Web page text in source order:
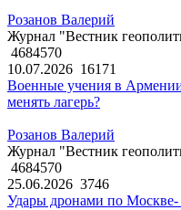
Розанов Валерий
Журнал "Вестник
4684570
10.07.2026 16171
Военные учения в
менять лагерь?
Розанов Валерий
Журнал "Вестник
4684570
25.06.2026 3746
Удары дронами по Москве-